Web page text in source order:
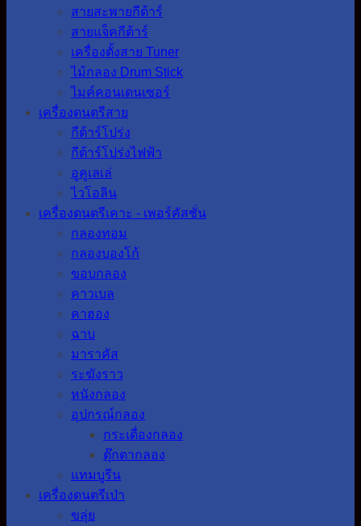
สายสะพายกีต้าร์
สายแจ็คกีต้าร์
เครื่องตั้งสาย Tuner
ไม้กลอง Drum Stick
ไมค์คอนเดนเซอร์
เครื่องดนตรีสาย
กีต้าร์โปร่ง
กีต้าร์โปร่งไฟฟ้า
อูคูเลเล่
ไวโอลิน
เครื่องดนตรีเคาะ - เพอร์คัสชั่น
กลองทอม
กลองบองโก้
ขอบกลอง
คาวเบล
คาฮอง
ฉาบ
มาราคัส
ระฆังราว
หนังกลอง
อุปกรณ์กลอง
กระเดื่องกลอง
ตุ๊กตากลอง
แทมบูรีน
เครื่องดนตรีเป่า
ขลุ่ย